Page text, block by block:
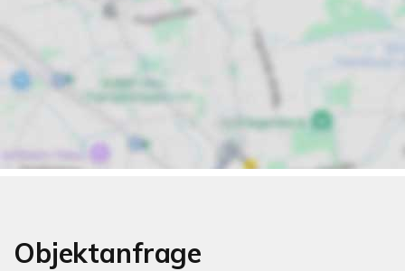
Objektanfrage